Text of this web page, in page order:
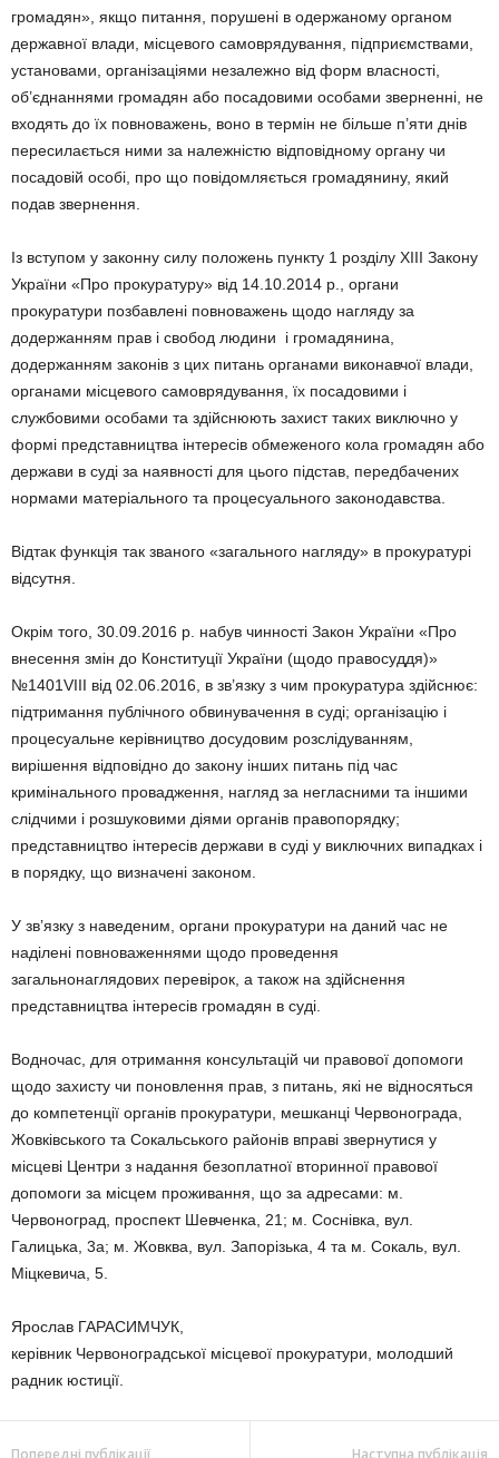
громадян», якщо питання, порушені в одержаному органом
державної влади, місцевого самоврядування, підприємствами,
установами, організаціями незалежно від форм власності,
об’єднаннями громадян або посадовими особами зверненні, не
входять до їх повноважень, воно в термін не більше п’яти днів
пересилається ними за належністю відповідному органу чи
посадовій особі, про що повідомляється громадянину, який
подав звернення.
Із вступом у законну силу положень пункту 1 розділу XIII Закону
України «Про прокуратуру» від 14.10.2014 р., органи
прокуратури позбавлені повноважень щодо нагляду за
додержанням прав і свобод людини і громадянина,
додержанням законів з цих питань органами виконавчої влади,
органами місцевого самоврядування, їх посадовими і
службовими особами та здійснюють захист таких виключно у
формі представництва інтересів обмеженого кола громадян або
держави в суді за наявності для цього підстав, передбачених
нормами матеріального та процесуального законодавства.
Відтак функція так званого «загального нагляду» в прокуратурі
відсутня.
Окрім того, 30.09.2016 р. набув чинності Закон України «Про
внесення змін до Конституції України (щодо правосуддя)»
№1401VIII від 02.06.2016, в зв’язку з чим прокуратура здійснює:
підтримання публічного обвинувачення в суді; організацію і
процесуальне керівництво досудовим розслідуванням,
вирішення відповідно до закону інших питань під час
кримінального провадження, нагляд за негласними та іншими
слідчими і розшуковими діями органів правопорядку;
представництво інтересів держави в суді у виключних випадках і
в порядку, що визначені законом.
У зв’язку з наведеним, органи прокуратури на даний час не
наділені повноваженнями щодо проведення
загальнонаглядових перевірок, а також на здійснення
представництва інтересів громадян в суді.
Водночас, для отримання консультацій чи правової допомоги
щодо захисту чи поновлення прав, з питань, які не відносяться
до компетенції органів прокуратури, мешканці Червонограда,
Жовківського та Сокальського районів вправі звернутися у
місцеві Центри з надання безоплатної вторинної правової
допомоги за місцем проживання, що за адресами: м.
Червоноград, проспект Шевченка, 21; м. Соснівка, вул.
Галицька, 3а; м. Жовква, вул. Запорізька, 4 та м. Сокаль, вул.
Міцкевича, 5.
Ярослав ГАРАСИМЧУК,
керівник Червоноградської місцевої прокуратури, молодший
радник юстиції.
Попередні публікації Наступна публікація